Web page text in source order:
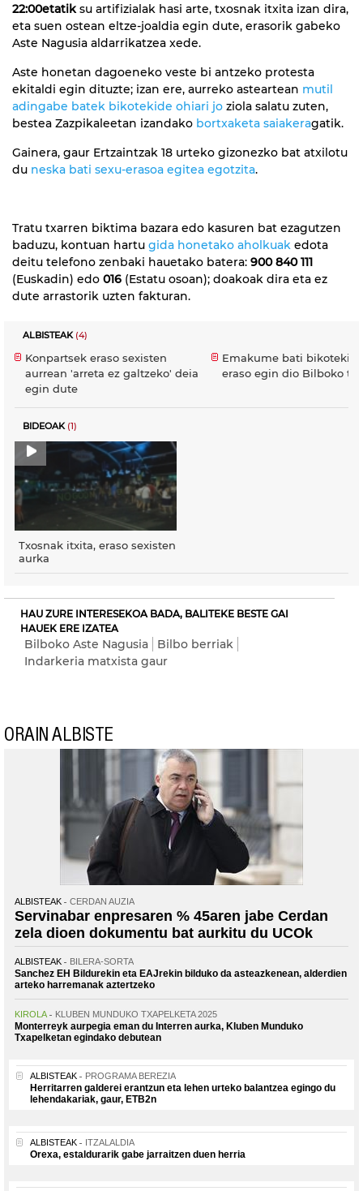
22:00etatiksu artifizialak hasi arte, txosnak itxita izan dira,
eta suen ostean eltze-joaldia egin dute, erasorik gabeko
Aste Nagusia aldarrikatzea xede.
Aste honetan dagoeneko veste bi antzeko protesta
ekitaldi egin dituzte; izan ere, aurreko asteartean mutil
adingabe batek bikotekide ohiari jo ziola salatu zuten,
bestea Zazpikaleetan izandako bortxaketa saiakeragatik.
Gainera, gaur Ertzaintzak 18 urteko gizonezko bat atxilotu
du neska bati sexu-erasoa egitea egotzita.
Tratu txarren biktima bazara edo kasuren bat ezagutzen
baduzu, kontuan hartu gida honetako aholkuak edota
deitu telefono zenbaki hauetako batera: 900 840 111
(Euskadin) edo 016 (Estatu osoan); doakoak dira eta ez
dute arrastorik uzten fakturan.
ALBISTEAK(4)
Konpartsek eraso sexisten
aurrean 'arreta ez galtzeko' deia
egin dute
Emakume bati
eraso egin dio Bilboko
BIDEOAK(1)
Txosnak itxita, eraso sexisten
aurka
HAU ZURE INTERESEKOA BADA, BALITEKE BESTE GAI
HAUEK ERE IZATEA
Bilboko Aste Nagusia
Bilbo berriak
Indarkeria matxista gaur
ORAIN ALBISTE
ALBISTEAK CERDAN AUZIA
Servinabar enpresaren % 45aren jabe Cerdan
zela dioen dokumentu bat aurkitu du UCOk
ALBISTEAK BILERA-SORTA
Sanchez EH Bildurekin eta EAJrekin bilduko da asteazkenean, alderdien
arteko harremanak aztertzeko
KIROLA KLUBEN MUNDUKO TXAPELKETA 2025
Monterreyk aurpegia eman du Interren aurka, Kluben Munduko
Txapelketan egindako debutean
ALBISTEAK PROGRAMA BEREZIA
Herritarren galderei erantzun eta lehen urteko balantzea egingo du
lehendakariak, gaur, ETB2n
ALBISTEAK ITZALALDIA
Orexa, estaldurarik gabe jarraitzen duen herria